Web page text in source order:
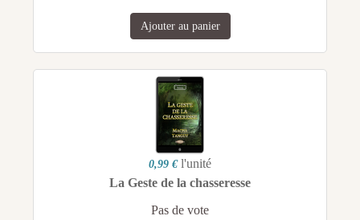
Ajouter au panier
0,99 € l'unité
La Geste de la chasseresse
Pas de vote